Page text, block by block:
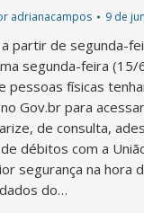
adrianacampos 9 de
partir de segunda-
segunda-feira (15/
pessoas físicas
Gov.br para acessar
de consulta,
débitos com a
segurança na hora
do…